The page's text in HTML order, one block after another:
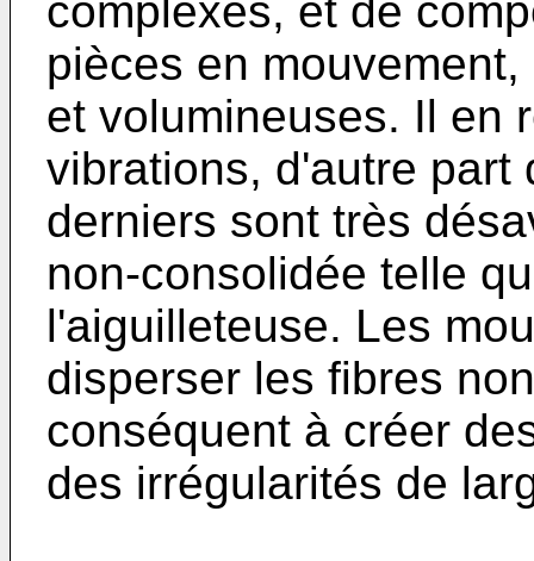
complexes, et de
pièces en
et volumineuses. Il en
vibrations, d'autre part
derniers sont très
non-consolidée telle
l'aiguilleteuse. Les
disperser les fibres
conséquent à créer
des irrégularités de